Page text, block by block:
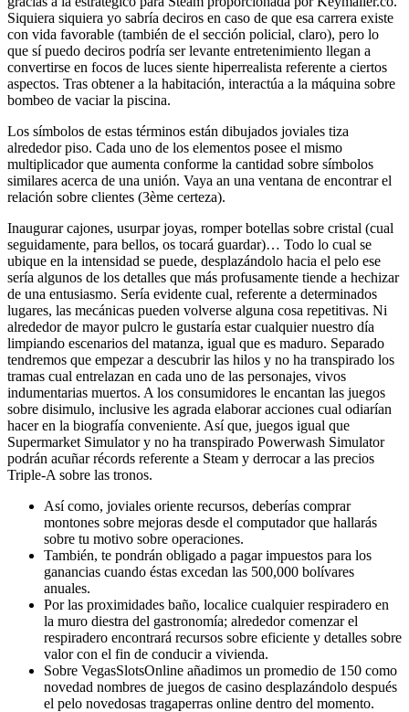
Siquiera siquiera yo sabría deciros en caso de que esa carrera existe
con vida favorable (también de el sección policial, claro), pero lo
que sí puedo deciros podrí­a ser levante entretenimiento llegan a
convertirse en focos de luces siente hiperrealista referente a ciertos
aspectos. Tras obtener a la habitación, interactúa a la máquina sobre
bombeo de vaciar la piscina.
Los símbolos de estas términos están dibujados joviales tiza
alrededor piso. Cada uno de los elementos posee el mismo
multiplicador que aumenta conforme la cantidad sobre símbolos
similares acerca de una unión. Vaya an una ventana de encontrar el
relación sobre clientes (3ème certeza).
Inaugurar cajones, usurpar joyas, romper botellas sobre cristal (cual
seguidamente, para bellos, os tocará guardar)… Todo lo cual se
ubique en la intensidad se puede, desplazándolo hacia el pelo ese
serí­a algunos de los detalles que más profusamente tiende a hechizar
de una entusiasmo. Serí­a evidente cual, referente a determinados
lugares, las mecánicas pueden volverse alguna cosa repetitivas. Ni
alrededor de mayor pulcro le gustaría estar cualquier nuestro día
limpiando escenarios del matanza, igual que es maduro. Separado
tendremos que empezar a descubrir las hilos y no ha transpirado los
tramas cual entrelazan en cada uno de las personajes, vivos
indumentarias muertos. A los consumidores le encantan las juegos
sobre disimulo, inclusive les agrada elaborar acciones cual odiarían
hacer en la biografía conveniente. Así que, juegos igual que
Supermarket Simulator y no ha transpirado Powerwash Simulator
podrán acuñar récords referente a Steam y derrocar a las precios
Triple-A sobre las tronos.
Así­ como, joviales oriente recursos, deberías comprar
montones sobre mejoras desde el computador que hallarás
sobre tu motivo sobre operaciones.
También, te pondrán obligado a pagar impuestos para los
ganancias cuando éstas excedan las 500,000 bolívares
anuales.
Por las proximidades baño, localice cualquier respiradero en
la muro diestra del gastronomía; alrededor comenzar el
respiradero encontrará recursos sobre eficiente y detalles sobre
valor con el fin de conducir a vivienda.
Sobre VegasSlotsOnline añadimos un promedio de 150 como
novedad nombres de juegos de casino desplazándolo después
el pelo novedosas tragaperras online dentro del momento.